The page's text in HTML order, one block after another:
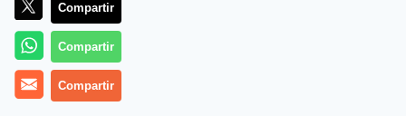
Entre las cien mujeres más poderosas del planeta sólo
hay una española, en el puesto 77, Ana Patricia Botín
Compartir
Compartir
Compartir